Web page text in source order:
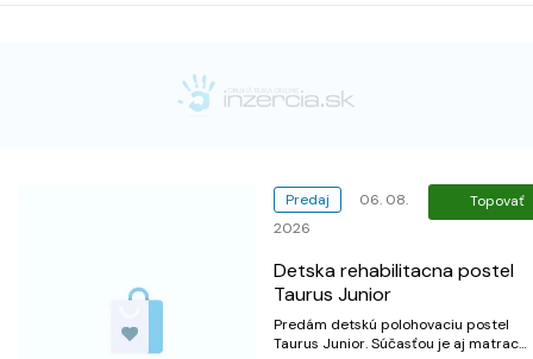
Predaj
06. 08.
2026
Topovať
Detska rehabilitacna postel
Taurus Junior
Predám detskú polohovaciu postel
Taurus Junior. Súčasťou je aj matrac